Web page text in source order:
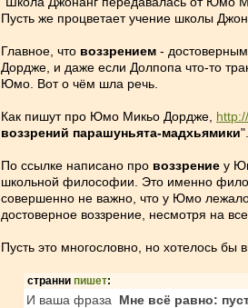
Пусть же процветает учение школы
Главное, что воззрением -
Дордже, и даже если Долпопа что-то
Юмо. Вот о чём шла речь.
Как пишут про Юмо Микьо Дордже,
воззрений парашуньята-мадхьямики".
По ссылке написано про воззрение у
школьной философии. Это именно
совершенно не важно, что у Юмо
достоверное воззрение, несмотря на
Пусть это многословно, но хотелось бы
странни пишет:
И ваша фраза Мне всё равно: